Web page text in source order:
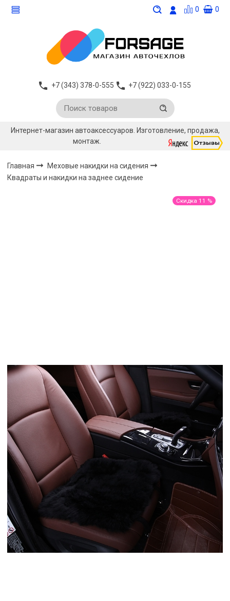
0 0
+7 (343) 378-0-555 +7 (922) 033-0-155
Интернет-магазин автоаксессуаров. Изготовление, продажа,
монтаж.
Главная
Меховые накидки на сидения
Квадраты и накидки на заднее сидение
Скидка 11 %